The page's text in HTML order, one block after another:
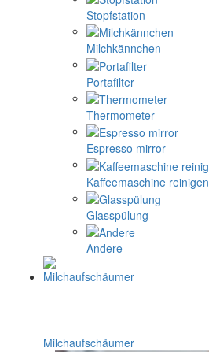
Stopfstation
Milchkännchen
Portafilter
Thermometer
Espresso mirror
Kaffeemaschine reinigen
Glasspülung
Andere
Milchaufschäumer